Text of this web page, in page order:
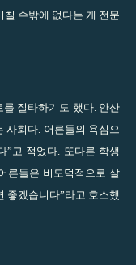
수밖에 없다는 게 전문
질타하기도 했다. 안산
사회다. 어른들의 욕심으
”고 적었다. 또다른 학생
른들은 비도덕적으로 살
좋겠습니다”라고 호소했